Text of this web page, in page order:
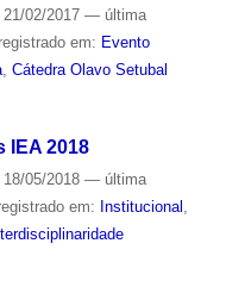
02/2017 — última
em: Evento
, Cátedra Olavo Setubal
IEA 2018
05/2018 — última
em: Institucional ,